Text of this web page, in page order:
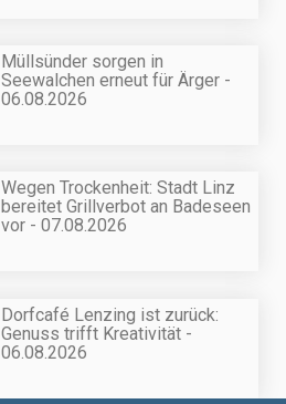
Müllsünder sorgen in
Seewalchen erneut für Ärger -
06.08.2026
Wegen Trockenheit: Stadt Linz
bereitet Grillverbot an Badeseen
vor - 07.08.2026
Dorfcafé Lenzing ist zurück:
Genuss trifft Kreativität -
06.08.2026